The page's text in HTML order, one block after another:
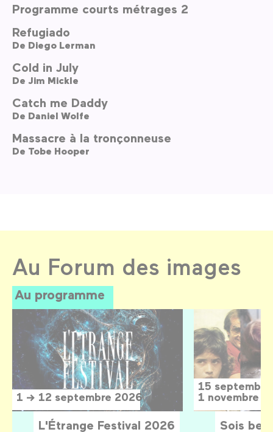
Programme courts métrages 2
Refugiado
De Diego Lerman
Cold in July
De Jim Mickle
Catch me Daddy
De Daniel Wolfe
Massacre à la tronçonneuse
De Tobe Hooper
Au Forum des images
Au programme
1 → 12 septembre 2026
L'Étrange Festival 2026
15
1 novembre
Sois